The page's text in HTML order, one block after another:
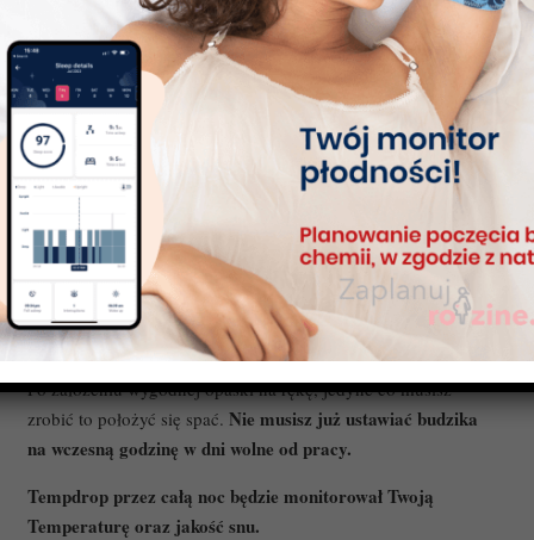
Tempdrop i śpij spokojnie
Po założeniu wygodnej opaski na rękę, jedyne co musisz
zrobić to położyć się spać. Nie musisz już ustawiać budzika
na wczesną godzinę w dni wolne od pracy.
Tempdrop przez całą noc będzie monitorował Twoją
Temperaturę oraz jakość snu.